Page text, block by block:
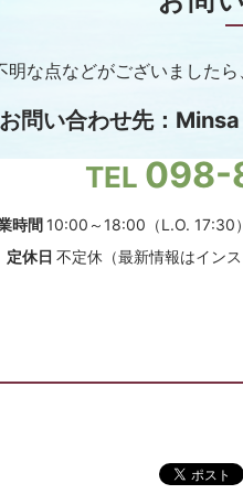
明な点などがございましたら
お問い合わせ先： Minsa
TEL 098-
時間 10:00～18:00（L.O. 17:30）
定休日 不定休（最新情報はイン